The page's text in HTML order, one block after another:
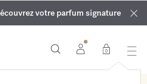
parfum OUD
velvet mood
commande*
les parfums et huiles pour le
9 aoûtvotre parfum signature
0